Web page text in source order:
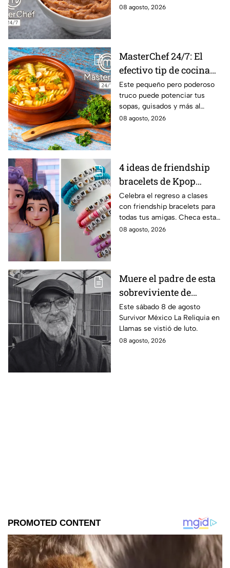
la receta.
08 agosto, 2026
MasterChef 24/7: El
efectivo tip de cocina
de las abuelas para
darle sabor extra al
caldillo
Este pequeño pero poderoso
truco puede potenciar tus
sopas, guisados y más al
máximo.
08 agosto, 2026
4 ideas de friendship
bracelets de Kpop
Demon Hunters para
intercambiar con tus
mejores amigas este
regreso a clases
Celebra el regreso a clases
con friendship bracelets para
todas tus amigas. Checa estas
4 ideas inspiradas en Kpop
08 agosto, 2026
Muere el padre de esta
sobreviviente de
Survivor México La
Reliquia en Llamas
Este sábado 8 de agosto
Survivor México La Reliquia en
Llamas se vistió de luto.
08 agosto, 2026